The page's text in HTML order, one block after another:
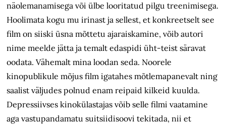
näolemanamisega või ülbe looritatud pilgu treenimisega.
Hoolimata kogu mu irinast ja sellest, et konkreetselt see
film on siiski üsna mõttetu ajaraiskamine, võib autori
nime meelde jätta ja temalt edaspidi üht-teist säravat
oodata. Vähemalt mina loodan seda. Noorele
kinopublikule mõjus film igatahes mõtlemapanevalt ning
saalist väljudes polnud enam reipaid kilkeid kuulda.
Depressiivses kinokülastajas võib selle filmi vaatamine
aga vastupandamatu suitsiidisoovi tekitada, nii et